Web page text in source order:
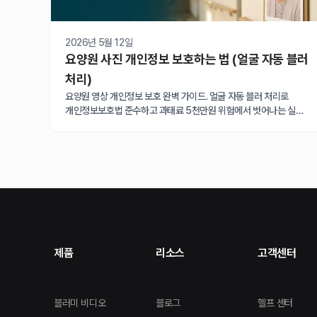
2026년 5월 12일
요양원 사진 개인정보 보호하는 법 (얼굴 자동 블러
처리)
요양원 영상 개인정보 보호 완벽 가이드. 얼굴 자동 블러 처리로
개인정보보호법 준수하고 과태료 5천만원 위험에서 벗어나는 실전
제품
블러미 비디오
리소스
블로그
고객센터
헬프 센터